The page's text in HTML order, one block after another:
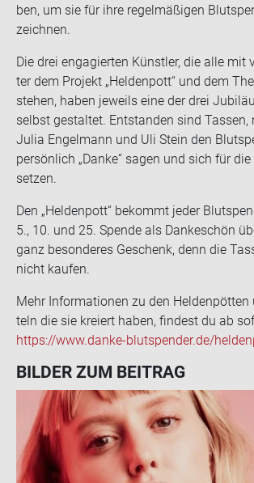
ben, um sie für ihre re­gel­mä­ßi­gen
zeich­nen.
Die drei en­ga­gier­ten Künst­ler, die alle
ter dem Pro­jekt „Hel­den­pott“ und dem
ste­hen, haben je­weils eine der drei
selbst ge­stal­tet. Ent­stan­den sind Tas­sen,
Julia En­gel­mann und Uli Stein den
per­sön­lich „Danke“ sagen und sich für
set­zen.
Den „Hel­den­pott“ be­kommt jeder
5., 10. und 25. Spen­de als Dan­ke­schön
ganz be­son­de­res Ge­schenk, denn die
nicht kau­fen.
Mehr In­for­ma­tio­nen zu den
teln die sie kre­iert haben, fin­dest du ab
https://www.danke-​blutspender.de/
BIL­DER ZUM BEI­TRAG